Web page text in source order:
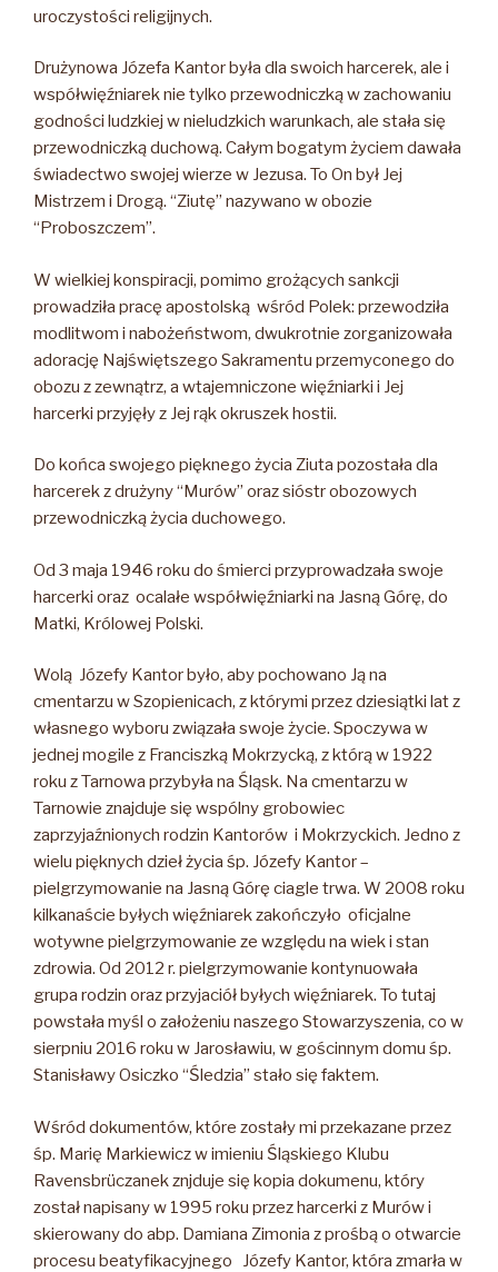
uroczystości religijnych.
Drużynowa Józefa Kantor była dla swoich harcerek, ale i
współwięźniarek nie tylko przewodniczką w zachowaniu
godności ludzkiej w nieludzkich warunkach, ale stała się
przewodniczką duchową. Całym bogatym życiem dawała
świadectwo swojej wierze w Jezusa. To On był Jej
Mistrzem i Drogą. “Ziutę” nazywano w obozie
“Proboszczem”.
W wielkiej konspiracji, pomimo grożących sankcji
prowadziła pracę apostolską wśród Polek: przewodziła
modlitwom i nabożeństwom, dwukrotnie zorganizowała
adorację Najświętszego Sakramentu przemyconego do
obozu z zewnątrz, a wtajemniczone więźniarki i Jej
harcerki przyjęły z Jej rąk okruszek hostii.
Do końca swojego pięknego życia Ziuta pozostała dla
harcerek z drużyny “Murów” oraz sióstr obozowych
przewodniczką życia duchowego.
Od 3 maja 1946 roku do śmierci przyprowadzała swoje
harcerki oraz ocalałe współwięźniarki na Jasną Górę, do
Matki, Królowej Polski.
Wolą Józefy Kantor było, aby pochowano Ją na
cmentarzu w Szopienicach, z którymi przez dziesiątki lat z
własnego wyboru związała swoje życie. Spoczywa w
jednej mogile z Franciszką Mokrzycką, z którą w 1922
roku z Tarnowa przybyła na Śląsk. Na cmentarzu w
Tarnowie znajduje się wspólny grobowiec
zaprzyjaźnionych rodzin Kantorów i Mokrzyckich. Jedno z
wielu pięknych dzieł życia śp. Józefy Kantor –
pielgrzymowanie na Jasną Górę ciagle trwa. W 2008 roku
kilkanaście byłych więźniarek zakończyło oficjalne
wotywne pielgrzymowanie ze względu na wiek i stan
zdrowia. Od 2012 r. pielgrzymowanie kontynuowała
grupa rodzin oraz przyjaciół byłych więźniarek. To tutaj
powstała myśl o założeniu naszego Stowarzyszenia, co w
sierpniu 2016 roku w Jarosławiu, w gościnnym domu śp.
Stanisławy Osiczko “Śledzia” stało się faktem.
Wśród dokumentów, które zostały mi przekazane przez
śp. Marię Markiewicz w imieniu Śląskiego Klubu
Ravensbrüczanek znjduje się kopia dokumenu, który
został napisany w 1995 roku przez harcerki z Murów i
skierowany do abp. Damiana Zimonia z prośbą o otwarcie
procesu beatyfikacyjnego Józefy Kantor, która zmarła w